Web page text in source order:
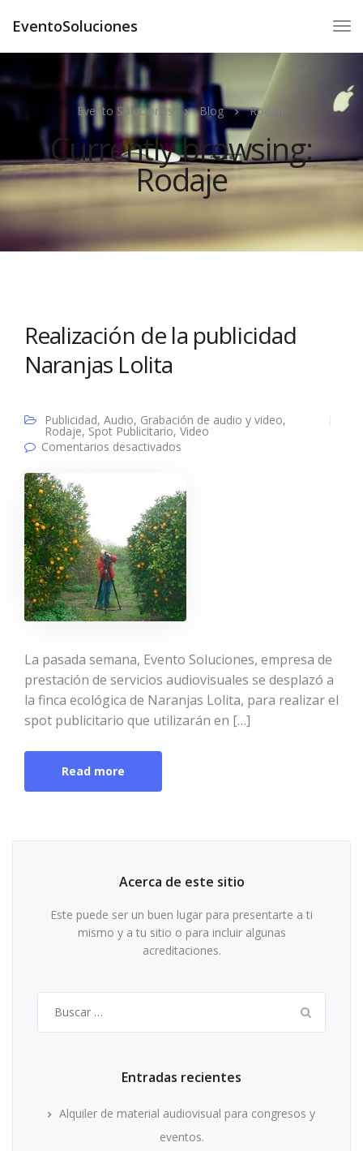
EventoSoluciones
Evento Soluciones Blog Rodaje
Currently browsing:
Rodaje
Realización de la publicidad
Naranjas Lolita
Publicidad, Audio, Grabación de audio y video,
Rodaje, Spot Publicitario, Video
Comentarios desactivados
La pasada semana, Evento Soluciones, empresa de
prestación de servicios audiovisuales se desplazó a
la finca ecológica de Naranjas Lolita, para realizar el
spot publicitario que utilizarán en […]
Read more
Acerca de este sitio
Este puede ser un buen lugar para presentarte a ti
mismo y a tu sitio o para incluir algunas
acreditaciones.
Entradas recientes
Alquiler de material audiovisual para congresos y
eventos.